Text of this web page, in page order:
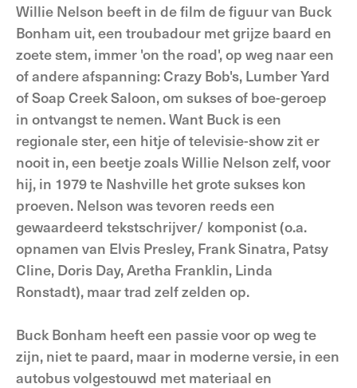
Willie Nelson beeft in de film de figuur van Buck
Bonham uit, een troubadour met grijze baard en
zoete stem, immer 'on the road', op weg naar een
of andere afspanning: Crazy Bob's, Lumber Yard
of Soap Creek Saloon, om sukses of boe-geroep
in ontvangst te nemen. Want Buck is een
regionale ster, een hitje of televisie-show zit er
nooit in, een beetje zoals Willie Nelson zelf, voor
hij, in 1979 te Nashville het grote sukses kon
proeven. Nelson was tevoren reeds een
gewaardeerd tekstschrijver/ komponist (o.a.
opnamen van Elvis Presley, Frank Sinatra, Patsy
Cline, Doris Day, Aretha Franklin, Linda
Ronstadt), maar trad zelf zelden op.
Buck Bonham heeft een passie voor op weg te
zijn, niet te paard, maar in moderne versie, in een
autobus volgestouwd met materiaal en